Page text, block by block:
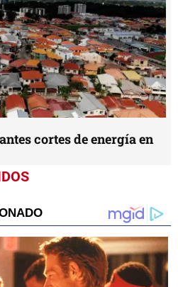
cortes de energía en